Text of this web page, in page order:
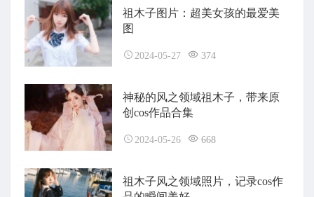
祖木子图片：超美女孩的最爱美
图
2024-05-27 374
神秘的风之领域祖木子，带来原
创cos作品合集
2024-05-26 668
祖木子风之领域照片，记录cos作